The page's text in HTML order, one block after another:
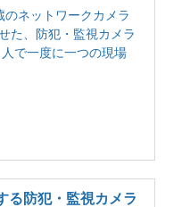
のネットワークカメラ
た、防犯・監視カメラ
で一度に一つの現場
る防犯・監視カメラ